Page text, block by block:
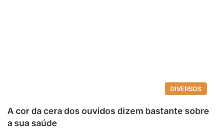
DIVERSOS
A cor da cera dos ouvidos dizem bastante sobre
a sua saúde